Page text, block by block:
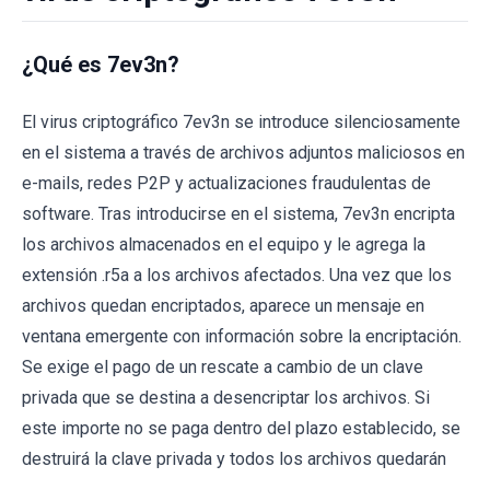
¿Qué es 7ev3n?
El virus criptográfico 7ev3n se introduce silenciosamente
en el sistema a través de archivos adjuntos maliciosos en
e-mails, redes P2P y actualizaciones fraudulentas de
software. Tras introducirse en el sistema, 7ev3n encripta
los archivos almacenados en el equipo y le agrega la
extensión .r5a a los archivos afectados. Una vez que los
archivos quedan encriptados, aparece un mensaje en
ventana emergente con información sobre la encriptación.
Se exige el pago de un rescate a cambio de un clave
privada que se destina a desencriptar los archivos. Si
este importe no se paga dentro del plazo establecido, se
destruirá la clave privada y todos los archivos quedarán